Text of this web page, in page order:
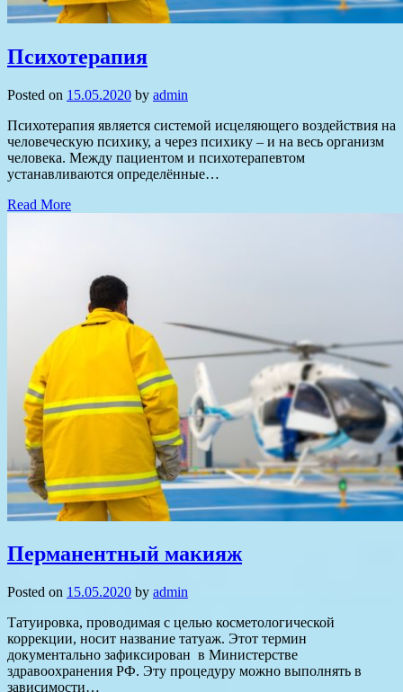
Психотерапия
Posted on 15.05.2020 by admin
Психотерапия является системой исцеляющего воздействия на
человеческую психику, а через психику – и на весь организм
человека. Между пациентом и психотерапевтом
устанавливаются определённые…
Read More
Перманентный макияж
Posted on 15.05.2020 by admin
Татуировка, проводимая с целью косметологической
коррекции, носит название татуаж. Этот термин
документально зафиксирован в Министерстве
здравоохранения РФ. Эту процедуру можно выполнять в
зависимости…